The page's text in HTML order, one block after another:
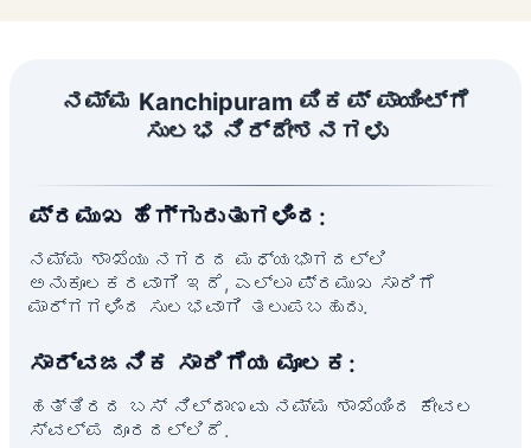
ನಮ್ಮ Kanchipuram ಪಿಕಪ್ ಪಾಯಿಂಟ್‌ಗೆ
ಸುಲಭ ನಿರ್ದೇಶನಗಳು
ಪ್ರಮುಖ ಹೆಗ್ಗುರುತುಗಳಿಂದ:
ನಮ್ಮ ಶಾಖೆಯು ನಗರದ ಮಧ್ಯಭಾಗದಲ್ಲಿ
ಅನುಕೂಲಕರವಾಗಿ ಇದೆ, ಎಲ್ಲಾ ಪ್ರಮುಖ ಸಾರಿಗೆ
ಮಾರ್ಗಗಳಿಂದ ಸುಲಭವಾಗಿ ತಲುಪಬಹುದು.
ಸಾರ್ವಜನಿಕ ಸಾರಿಗೆಯ ಮೂಲಕ:
ಹತ್ತಿರದ ಬಸ್ ನಿಲ್ದಾಣವು ನಮ್ಮ ಶಾಖೆಯಿಂದ ಕೇವಲ
ಸ್ವಲ್ಪ ದೂರದಲ್ಲಿದೆ.